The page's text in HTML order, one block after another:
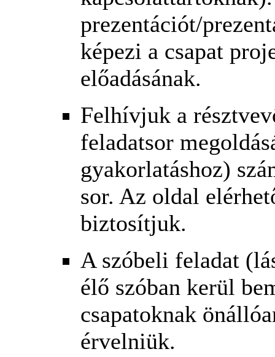
prezentációt/
képezi a csapat
előadásának.
Felhívjuk a
feladatsor
gyakorlatáshoz)
sor. Az oldal
biztosítjuk.
A szóbeli feladat
élő szóban kerül
csapatoknak
érvelniük.